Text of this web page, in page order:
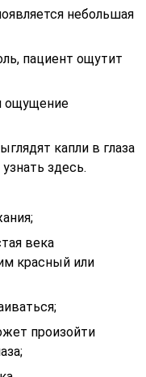
небольшая
пациент ощутит
ощущение
капли в глаза
здесь.
века
красный или
произойти